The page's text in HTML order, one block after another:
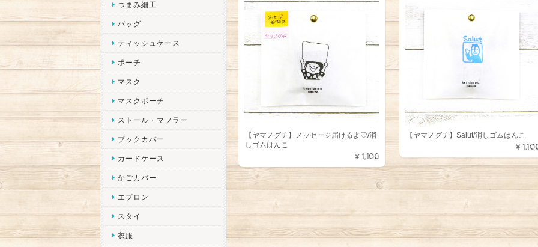
【ヤマノグチ】メッセージ届けるよ♡/消
しゴムはんこ
¥1,100
【ヤマノグチ】Salut/消しゴムはんこ
つまみ細工
バッグ
ティッシュケース
ポーチ
マスク
マスクポーチ
ストール・マフラー
ブックカバー
カードケース
かごカバー
エプロン
スタイ
衣服